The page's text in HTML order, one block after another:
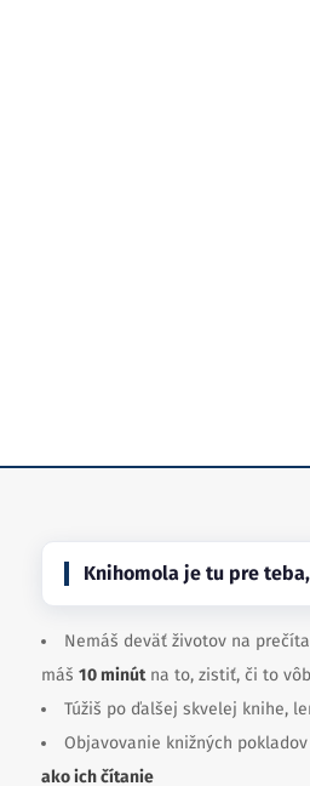
Knihomola je tu pre
Nemáš deväť životov na
máš 10 minútna to, zistiť, či to
Túžiš po ďalšej skvelej knihe,
Objavovanie knižných
ako ich čítanie